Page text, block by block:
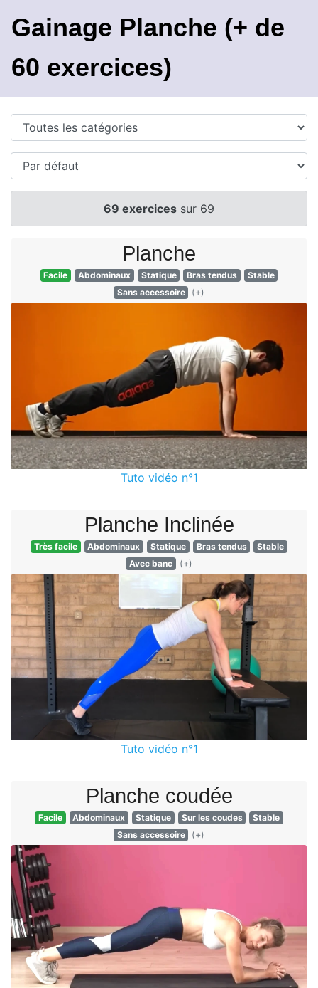
Gainage Planche (+ de
60 exercices)
69 exercices sur 69
Planche
Facile Abdominaux Statique Bras tendus
Stable
Sans accessoire
(+)
Tuto vidéo n°1
Planche Inclinée
Très facile Abdominaux Statique Bras tendus
Stable
Avec banc
(+)
Tuto vidéo n°1
Planche coudée
Facile Abdominaux Statique Sur les coudes
Stable
Sans accessoire
(+)